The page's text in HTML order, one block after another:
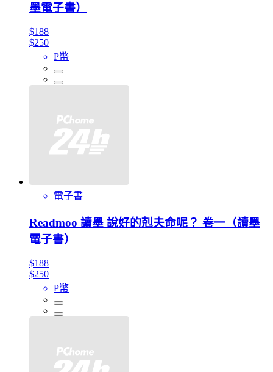
墨電子書）
$188
$250
P幣
電子書
Readmoo 讀墨 說好的剋夫命呢？ 卷一（讀墨
電子書）
$188
$250
P幣